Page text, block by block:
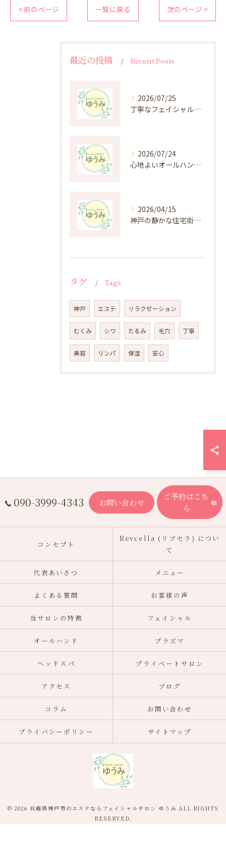
< 前のページ 一覧に戻る 次のページ >
最近の投稿 Recent Posts
2026/07/25
丁寧なフェイシャルケアがもたらす肌悩み改善の秘密
2026/07/24
心地よいオールハンド施術の癒しと効果を深掘り
2026/04/15
神戸の静かな住宅街にある癒しのプライベートエステ体験
タグ Tags
神戸 エステ リラクゼーション
むくみ シワ たるみ 毛穴 丁寧
美容 リンパ 保湿 安心
090-3999-4343 お問い合わせ
ご予約はこち
ら
コンセプト
Revcella (リブセラ) につい
て
代表あいさつ メニュー
よくある質問 お客様の声
当サロンの特徴 フェイシャル
オールハンド プラズマ
ヘッドスパ プライベートサロン
アクセス ブログ
コラム お問い合わせ
プライバシーポリシー サイトマップ
© 2026 兵庫県神戸市のエステならフェイシャルサロン ゆうみ ALL RIGHTS
RESERVED.